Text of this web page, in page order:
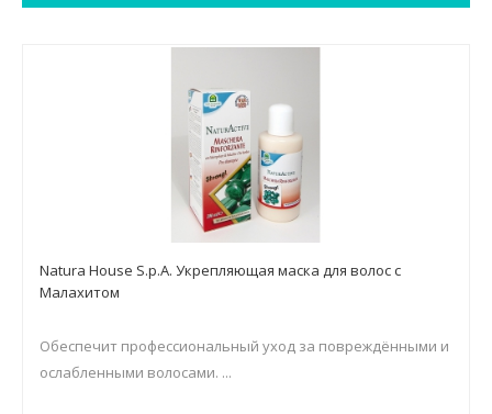
Natura House S.p.A. Укрепляющая маска для волос c
Малахитом
Обеспечит профессиональный уход за повреждёнными и
ослабленными волосами. ...